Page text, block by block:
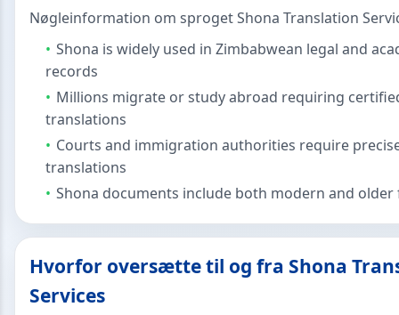
Nøgleinformation om sproget Shona Translation
Shona is widely used in Zimbabwean legal and
records
Millions migrate or study abroad requiring
translations
Courts and immigration authorities require
translations
Shona documents include both modern and
Hvorfor oversætte til og fra Shona
Services